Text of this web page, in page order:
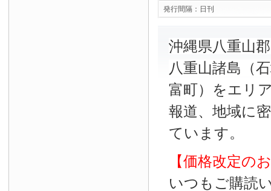
発行間隔： 日刊
沖縄県八重山
八重山諸島（
富町）をエリ
報道、地域に
ています。
【価格改定の
いつもご購読